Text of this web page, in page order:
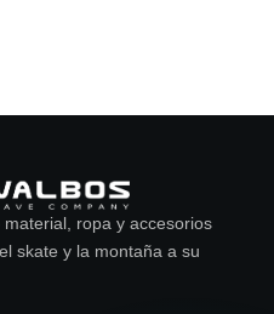
ropa y accesorios
skate y la montaña a su